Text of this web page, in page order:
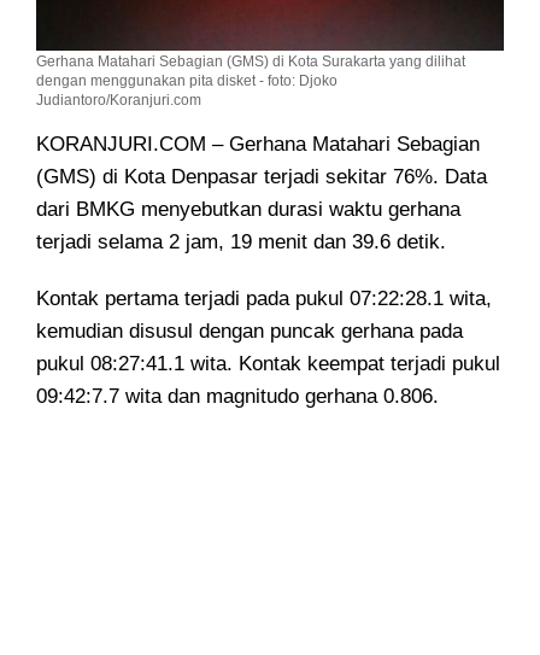
Gerhana Matahari Sebagian (GMS) di Kota Surakarta yang dilihat
dengan menggunakan pita disket - foto: Djoko
Judiantoro/Koranjuri.com
KORANJURI.COM – Gerhana Matahari Sebagian
(GMS) di Kota Denpasar terjadi sekitar 76%. Data
dari BMKG menyebutkan durasi waktu gerhana
terjadi selama 2 jam, 19 menit dan 39.6 detik.
Kontak pertama terjadi pada pukul 07:22:28.1 wita,
kemudian disusul dengan puncak gerhana pada
pukul 08:27:41.1 wita. Kontak keempat terjadi pukul
09:42:7.7 wita dan magnitudo gerhana 0.806.